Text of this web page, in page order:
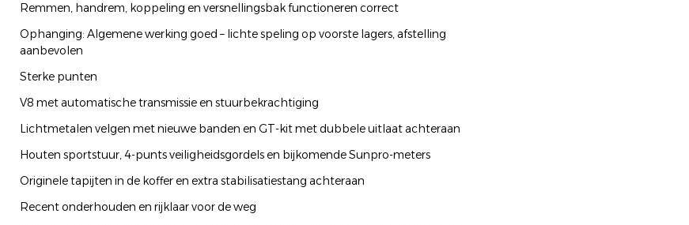
Remmen, handrem, koppeling en versnellingsbak functioneren correct
Ophanging: Algemene werking goed – lichte speling op voorste lagers, afstelling
aanbevolen
Sterke punten
V8 met automatische transmissie en stuurbekrachtiging
Lichtmetalen velgen met nieuwe banden en GT-kit met dubbele uitlaat achteraan
Houten sportstuur, 4-punts veiligheidsgordels en bijkomende Sunpro-meters
Originele tapijten in de koffer en extra stabilisatiestang achteraan
Recent onderhouden en rijklaar voor de weg